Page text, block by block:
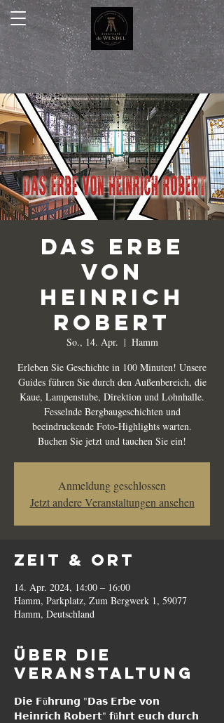
Das Erbe
von
Heinrich
Robert
So., 14. Apr.
  |
Hamm
Erleben Sie Geschichte in 100 Minuten! Unsere
Guides führen Sie durch den Außenbereich, die
Kaue, Lampenstube, Direktion und Lohnhalle.
Fesselnde Bergbaugeschichten und
beeindruckende Foto-Highlights warten.
Buchen Sie jetzt und tauchen Sie ein!
Anmeldung geschlossen
Jetzt andere Veranstaltungen ansehen
Zeit & Ort
14. Apr. 2024, 14:00 – 16:00
Hamm, Parkplatz, Zum Bergwerk 1, 59077
Hamm, Deutschland
Über die
Veranstaltung
𝗗𝗶𝗲 𝗙ü𝗵𝗿𝘂𝗻𝗴 "𝗗𝗮𝘀 𝗘𝗿𝗯𝗲 𝘃𝗼𝗻
𝗛𝗲𝗶𝗻𝗿𝗶𝗰𝗵 𝗥𝗼𝗯𝗲𝗿𝘁" 𝗳ü𝗵𝗿𝘁 𝗲𝘂𝗰𝗵 𝗱𝘂𝗿𝗰𝗵